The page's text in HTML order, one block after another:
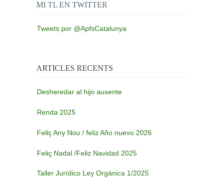
MI TL EN TWITTER
Tweets por @ApfsCatalunya
ARTICLES RECENTS
Desheredar al hijo ausente
Renda 2025
Feliç Any Nou / feliz Año nuevo 2026
Feliç Nadal /Feliz Navidad 2025
Taller Jurídico Ley Orgánica 1/2025